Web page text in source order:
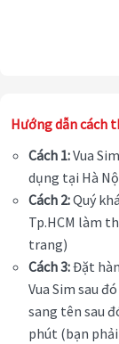
Hướng dẫn cách
Cách 1:Vua
dụng tại Hà
Cách 2:Quý
Tp.HCM làm
trang)
Cách 3:Đặt
Vua Sim sau
sang tên sau
phút (bạn